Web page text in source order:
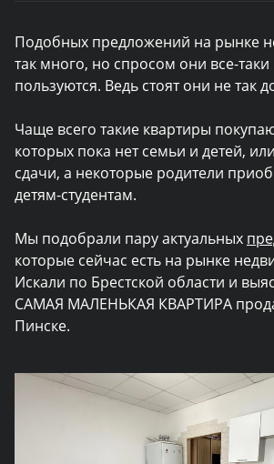
Подобных предложений на рынке
так много, но спросом они все-таки
пользуются. Ведь стоят они не так
Чаще всего такие квартиры
которых пока нет семьи и детей,
сдачи, а некоторые родители
детям-студентам.
Мы подобрали пару актуальных
которые сейчас есть на рынке
Искали по Брестской области и
САМАЯ МАЛЕНЬКАЯ КВАРТИРА
Пинске.